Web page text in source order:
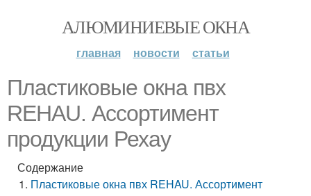
АЛЮМИНИЕВЫЕ ОКНА
главная новости статьи
Пластиковые окна пвх
REHAU. Ассортимент
продукции Рехау
Содержание
Пластиковые окна пвх REHAU. Ассортимент